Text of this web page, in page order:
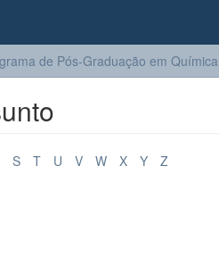
de Pós-Graduação em Química
S T U V W X Y Z